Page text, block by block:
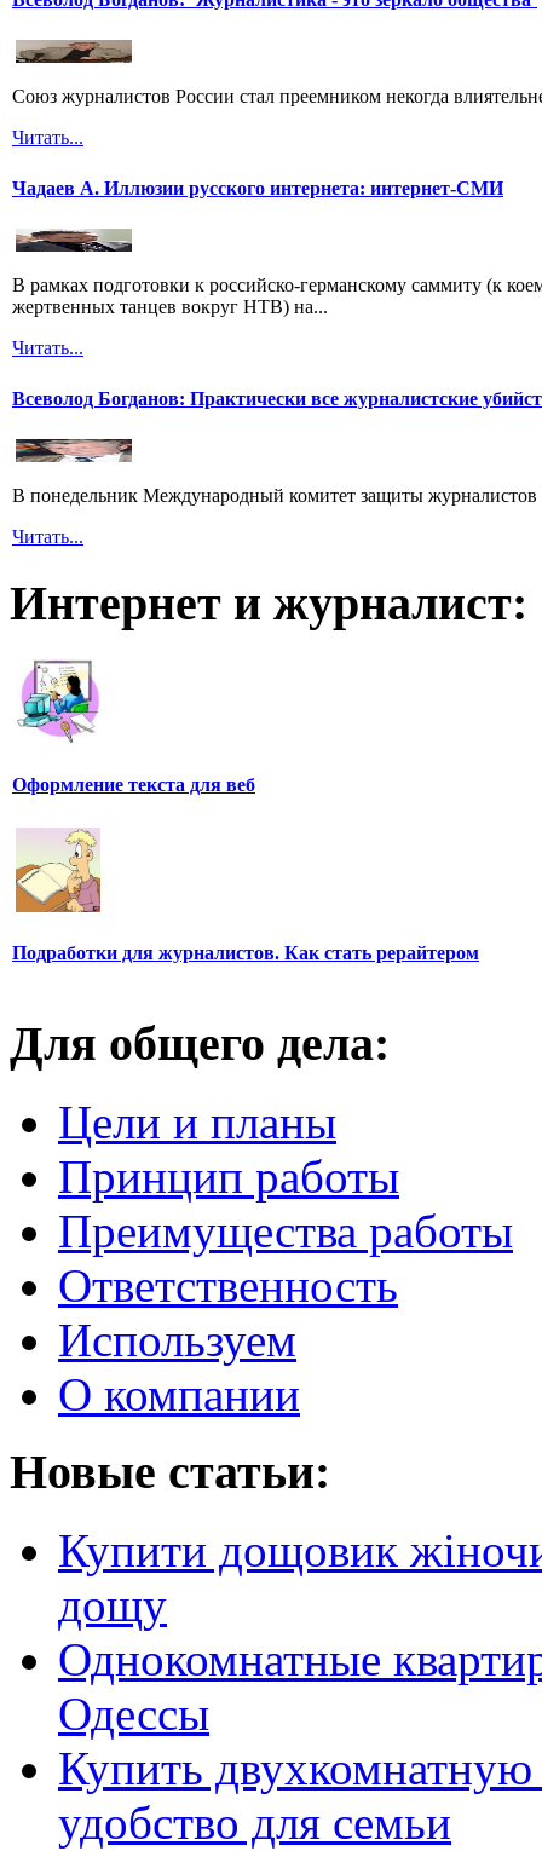
Союз журналистов России стал преемником некогда
Читать...
Чадаев А. Иллюзии русского интернета: интернет-СМИ
В рамках подготовки к российско-германскому саммиту (к
жертвенных танцев вокруг НТВ) на...
Читать...
Всеволод Богданов: Практически все журналистские
В понедельник Международный комитет защиты
Читать...
Интернет и журналист:
Оформление текста для веб
Подработки для журналистов. Как стать рерайтером
Для общего дела:
Цели и планы
Принцип работы
Преимущества работы
Ответственность
Используем
О компании
Новые статьи:
Купити дощовик
дощу
Однокомнатные
Одессы
Купить
удобство для семьи